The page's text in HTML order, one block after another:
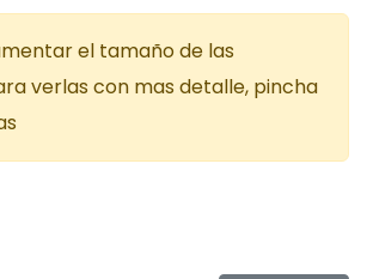
el tamaño de las
verlas con mas detalle, pincha